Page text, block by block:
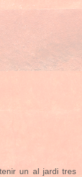
un al jardi tres